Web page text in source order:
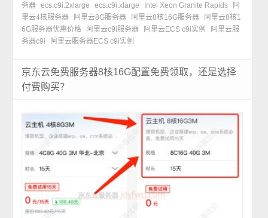
务器 ecs.c9i.2xlarge ecs.c9i.xlarge Intel Xeon Granite Rapids
阿
里云4核服务器
阿里云8G服务器 阿里云8核16G服务器
阿里云8核1
6G服务器优惠价格
阿里云c9i服务器 阿里云ECS c9i实例
阿里云服
务器c9i
阿里云服务器ECS c9i实例
京东云免费服务器8核16G配置免费领取，还是选择
付费购买？